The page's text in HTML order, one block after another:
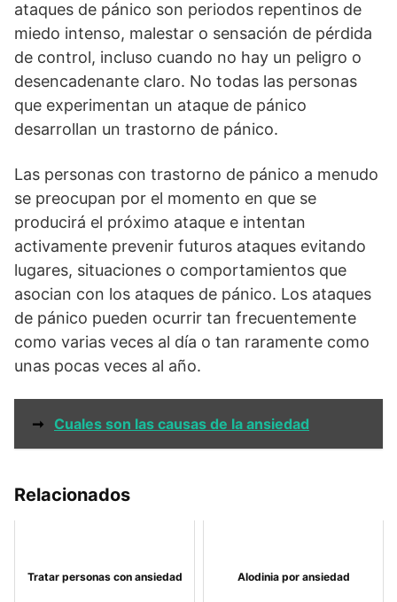
ataques de pánico son periodos repentinos de
miedo intenso, malestar o sensación de pérdida
de control, incluso cuando no hay un peligro o
desencadenante claro. No todas las personas
que experimentan un ataque de pánico
desarrollan un trastorno de pánico.
Las personas con trastorno de pánico a menudo
se preocupan por el momento en que se
producirá el próximo ataque e intentan
activamente prevenir futuros ataques evitando
lugares, situaciones o comportamientos que
asocian con los ataques de pánico. Los ataques
de pánico pueden ocurrir tan frecuentemente
como varias veces al día o tan raramente como
unas pocas veces al año.
➞ Cuales son las causas de la ansiedad
Relacionados
Tratar personas con ansiedad Alodinia por ansiedad